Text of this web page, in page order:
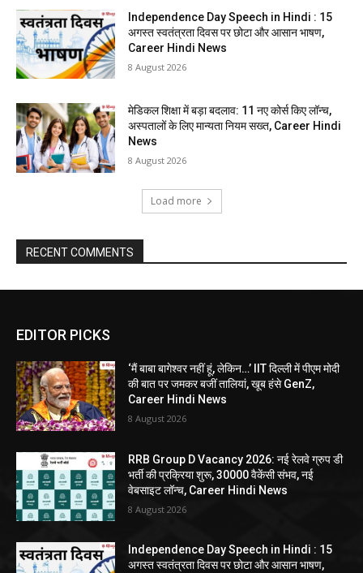
Independence Day Speech in Hindi : 15
अगस्त स्वतंत्रता दिवस पर छोटा और आसान भाषण,
Career Hindi News
8 August 2026
मेडिकल शिक्षा में बड़ा बदलाव: 11 नए कोर्स किए लॉन्च,
अस्पतालों के लिए मान्यता नियम सख्त, Career Hindi
News
8 August 2026
Load more
RECENT COMMENTS
EDITOR PICKS
‘मैं बाबा बागेश्वर नहीं हूं, लेकिन…’ IIT दिल्ली में पीएम मोदी
की बात पर जमकर बजीं तालियां, खूब हंसे GenZ,
Career Hindi News
8 August 2026
RRB Group D Vacancy 2026: नई रेलवे ग्रुप डी
भर्ती की प्रक्रिया शुरू, 30000 वैकेंसी संभव, नई
वेबसाइट लॉन्च, Career Hindi News
8 August 2026
Independence Day Speech in Hindi : 15
अगस्त स्वतंत्रता दिवस पर छोटा और आसान भाषण,